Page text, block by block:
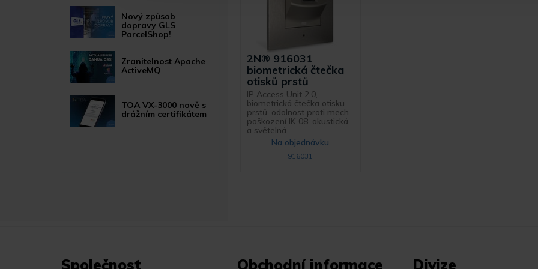
Nový způsob
dopravy GLS
ParcelShop!
Zranitelnost Apache
ActiveMQ
TOA VX-3000 nově s
drážním certifikátem
2N® 916031
biometrická čtečka
otisků prstů
IP Access Unit 2.0,
biometrická čtečka otisku
prstů, odolnost proti mech.
poškození IK 08, akustická
a světelná ...
Na objednávku
916031
Společnost Obchodní informace Divize